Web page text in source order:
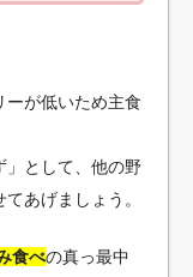
ーが低いため主食
」として、他の野
あげましょう。
食べの真っ最中